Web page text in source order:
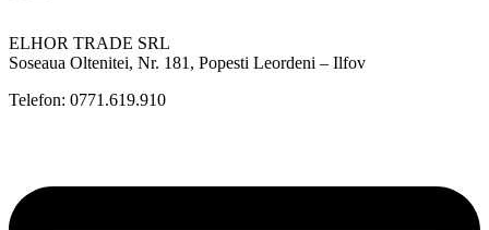
ELHOR TRADE SRL
Soseaua Oltenitei, Nr. 181, Popesti Leordeni – Ilfov
Telefon: 0771.619.910